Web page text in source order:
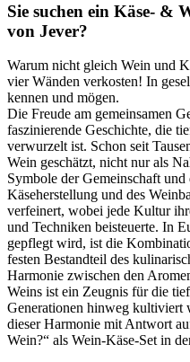
Sie suchen ein Käse- &
von Jever?
Warum nicht gleich Wein und
vier Wänden verkosten! In
kennen und mögen.
Die Freude am gemeinsamen
faszinierende Geschichte, die
verwurzelt ist. Schon seit
Wein geschätzt, nicht nur als
Symbole der Gemeinschaft
Käseherstellung und des
verfeinert, wobei jede Kultur
und Techniken beisteuerte. In
gepflegt wird, ist die
festen Bestandteil des
Harmonie zwischen den
Weins ist ein Zeugnis für die
Generationen hinweg kultiviert
dieser Harmonie mit Antwort
Wein?“ als Wein-Käse-Set in